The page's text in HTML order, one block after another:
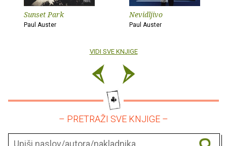
Sunset Park
Paul Auster
Nevidljivo
Paul Auster
VIDI SVE KNJIGE
– PRETRAŽI SVE KNJIGE –